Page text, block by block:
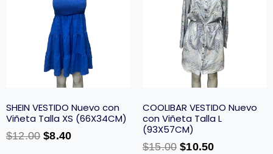
SHEIN VESTIDO Nuevo con
Viñeta Talla XS (66X34CM)
$12.00 $8.40
COOLIBAR VESTIDO Nuevo
con Viñeta Talla L
(93X57CM)
$15.00 $10.50